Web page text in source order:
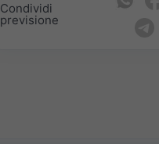
Condividi
previsione